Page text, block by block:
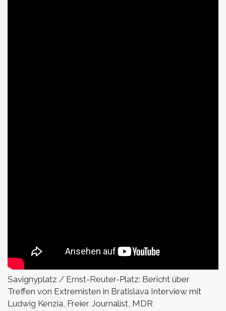
Savignyplatz / Ernst-Reuter-Platz: Bericht über
Treffen von Extremisten in Bratislava Interview mit
Ludwig Kenzia, Freier Journalist, MDR